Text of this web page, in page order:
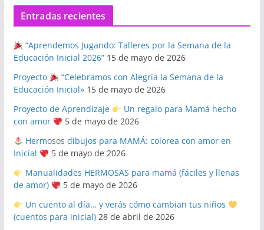
Entradas recientes
“Aprendemos Jugando: Talleres por la Semana de la
Educación Inicial 2026” 15 de mayo de 2026
Proyecto
“Celebramos con Alegría la Semana de la
Educación Inicial» 15 de mayo de 2026
Proyecto de Aprendizaje
Un regalo para Mamá hecho
con amor
5 de mayo de 2026
Hermosos dibujos para MAMÁ: colorea con amor en
Inicial
5 de mayo de 2026
Manualidades HERMOSAS para mamá (fáciles y llenas
de amor)
5 de mayo de 2026
Un cuento al día… y verás cómo cambian tus niños
(cuentos para inicial) 28 de abril de 2026